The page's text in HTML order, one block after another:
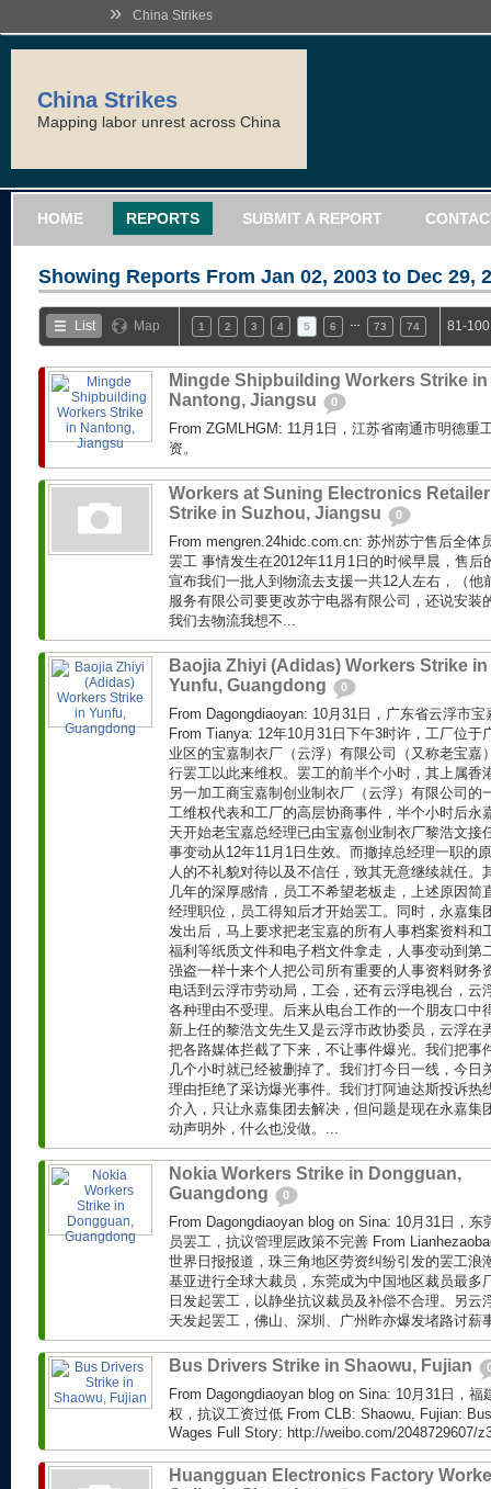
» China Strikes
China Strikes
Mapping labor unrest across China
HOME REPORTS SUBMIT A REPORT
Showing Reports From Jan 02, 2003 to Dec 29,
List Map 1 2 3 4 5 6 73 74 81-
Mingde Shipbuilding Workers Strike in
Nantong, Jiangsu
0
From ZGMLHGM: 11月1日，江苏省南通市明德重
资。
Workers at Suning Electronics Retailer
Strike in Suzhou, Jiangsu
0
From mengren.24hidc.com.cn: 苏州苏宁售后全体
罢工 事情发生在2012年11月1日的时候早晨，售后
宣布我们一批人到物流去支援一共12人左右，（他
服务有限公司要更改苏宁电器有限公司，还说安装
我们去物流我想不...
Baojia Zhiyi (Adidas) Workers Strike in
Yunfu, Guangdong
0
From Dagongdiaoyan: 10月31日，广东省云浮市
From Tianya: 12年10月31日下午3时许，工厂位于
业区的宝嘉制衣厂（云浮）有限公司（又称老宝嘉
行罢工以此来维权。罢工的前半个小时，其上属香
另一加工商宝嘉制创业制衣厂（云浮）有限公司的
工维权代表和工厂的高层协商事件，半个小时后永
天开始老宝嘉总经理已由宝嘉创业制衣厂黎浩文接
事变动从12年11月1日生效。而撤掉总经理一职的
人的不礼貌对待以及不信任，致其无意继续就任。
几年的深厚感情，员工不希望老板走，上述原因简
经理职位，员工得知后才开始罢工。同时，永嘉集
发出后，马上要求把老宝嘉的所有人事档案资料和
福利等纸质文件和电子档文件拿走，人事变动到第
强盗一样十来个人把公司所有重要的人事资料财务
电话到云浮市劳动局，工会，还有云浮电视台，云
各种理由不受理。后来从电台工作的一个朋友口中
新上任的黎浩文先生又是云浮市政协委员，云浮在
把各路媒体拦截了下来，不让事件爆光。我们把事
几个小时就已经被删掉了。我们打今日一线，今日
理由拒绝了采访爆光事件。我们打阿迪达斯投诉热
介入，只让永嘉集团去解决，但问题是现在永嘉集
动声明外，什么也没做。...
Nokia Workers Strike in Dongguan,
Guangdong
0
From Dagongdiaoyan blog on Sina: 10月31日，
员罢工，抗议管理层政策不完善 From
世界日报报道，珠三角地区劳资纠纷引发的罢工浪
基亚进行全球大裁员，东莞成为中国地区裁员最多
日发起罢工，以静坐抗议裁员及补偿不合理。另云
天发起罢工，佛山、深圳、广州昨亦爆发堵路讨薪
Bus Drivers Strike in Shaowu, Fujian
From Dagongdiaoyan blog on Sina: 10月31日，
权，抗议工资过低 From CLB: Shaowu, Fujian:
Wages Full Story: http://weibo.com/2048729607/
Huangguan Electronics Factory